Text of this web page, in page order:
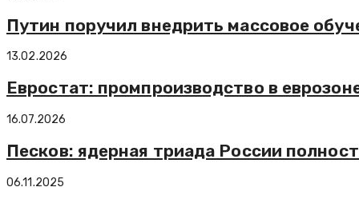
Путин поручил внедрить массовое
13.02.2026
Евростат: промпроизводство в
16.07.2026
Песков: ядерная триада России
06.11.2025